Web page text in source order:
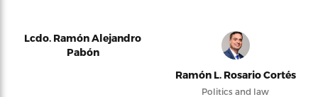
Lcdo. Ramón Alejandro
Pabón
Ramón L. Rosario Cortés
Politics and law